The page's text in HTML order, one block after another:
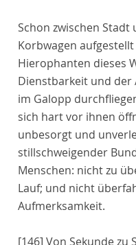
Schon zwischen Stadt
Korbwagen
Hierophanten dieses
Dienstbarkeit und
im Galopp
sich hart vor ihnen
unbesorgt und
stillschweigender
Menschen: nicht zu
Lauf; und nicht
Aufmerksamkeit.
[146] Von Sekunde zu